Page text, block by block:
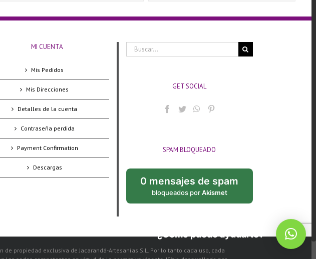
MI CUENTA
Mis Pedidos
Mis Direcciones
Detalles de la cuenta
Contraseña perdida
Payment Confirmation
Descargas
Buscar:
GET SOCIAL
SPAM BLOQUEADO
0 mensajes de spam
bloqueados porAkismet
propiedad exclusiva de Jacarandá-Artesanías S.L. Por lo tanto cada uso, cada
¿Cómo puedo ayudarte?